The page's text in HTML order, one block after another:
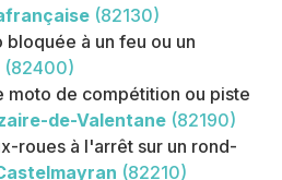
(82130)
à un feu ou un
(82400)
moto de compétition ou piste
de-Valentane (82190)
roues à l'arrêt sur un rond-
(82210)